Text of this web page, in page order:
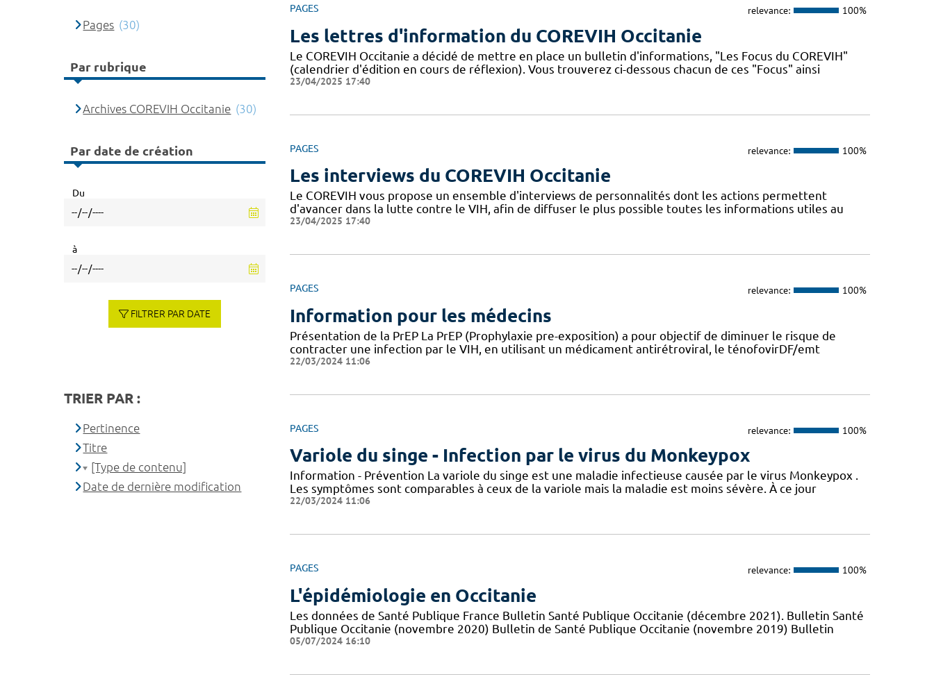
PAGES relevance: 100%
Les lettres d'information du COREVIH Occitanie
Le COREVIH Occitanie a décidé de mettre en place un bulletin d'informations, "Les Focus du COREVIH"
(calendrier d'édition en cours de réflexion). Vous trouverez ci-dessous chacun de ces "Focus" ainsi
23/04/2025 17:40
PAGES relevance: 100%
Les interviews du COREVIH Occitanie
Le COREVIH vous propose un ensemble d'interviews de personnalités dont les actions permettent
d'avancer dans la lutte contre le VIH, afin de diffuser le plus possible toutes les informations utiles au
23/04/2025 17:40
PAGES relevance: 100%
Information pour les médecins
Présentation de la PrEP La PrEP (Prophylaxie pre-exposition) a pour objectif de diminuer le risque de
contracter une infection par le VIH, en utilisant un médicament antirétroviral, le ténofovirDF/emt
22/03/2024 11:06
PAGES relevance: 100%
Variole du singe - Infection par le virus du Monkeypox
Information - Prévention La variole du singe est une maladie infectieuse causée par le virus Monkeypox .
Les symptômes sont comparables à ceux de la variole mais la maladie est moins sévère. À ce jour
22/03/2024 11:06
PAGES relevance: 100%
L'épidémiologie en Occitanie
Les données de Santé Publique France Bulletin Santé Publique Occitanie (décembre 2021). Bulletin Santé
Publique Occitanie (novembre 2020) Bulletin de Santé Publique Occitanie (novembre 2019) Bulletin
05/07/2024 16:10
Pages (30)
Par rubrique
Archives COREVIH Occitanie (30)
Par date de création
Du
à
FILTRER PAR DATE
TRIER PAR :
Pertinence
Titre
[Type de contenu]
Date de dernière modification